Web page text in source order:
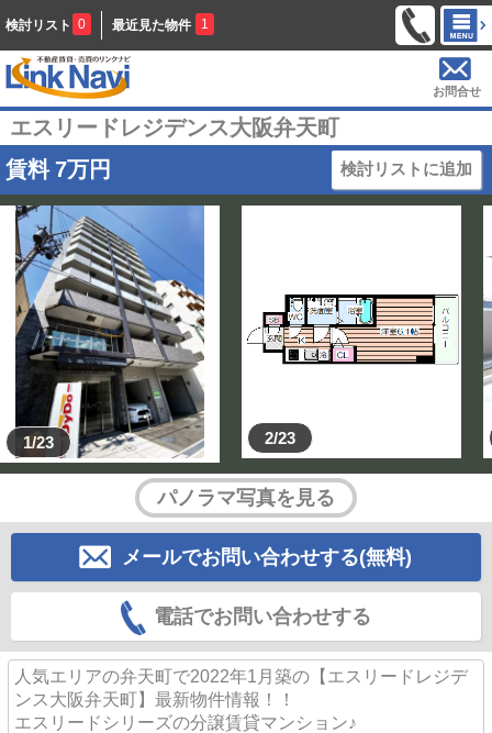
検討リスト 0 最近見た物件 1
お問合せ
エスリードレジデンス大阪弁天町
賃料 7万円 検討リストに追加
1/23 2/23
パノラマ写真を見る
メールでお問い合わせする(無料)
電話でお問い合わせする
人気エリアの弁天町で2022年1月築の【エスリードレジデ
ンス大阪弁天町】最新物件情報！！
エスリードシリーズの分譲賃貸マンション♪